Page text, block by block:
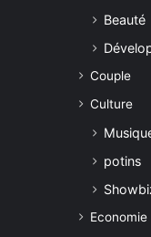
Beauté
Couple
Culture
potins
Economie